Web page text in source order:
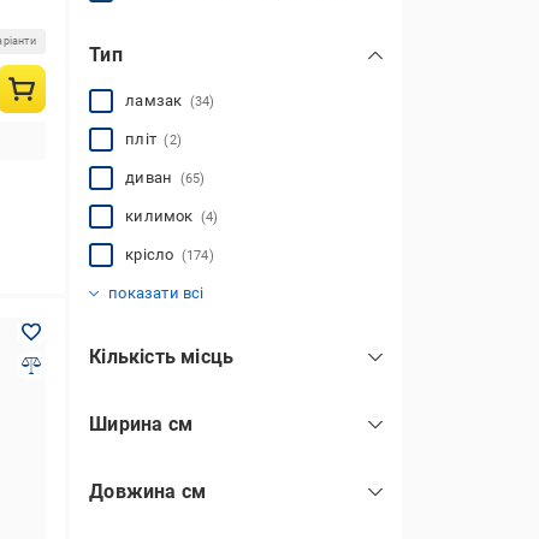
Тип
ламзак (34)
пліт(2)
диван (65)
килимок (4)
крісло (174)
показати всі
Кількість місць
двомісні
Ширина см
Довжина см